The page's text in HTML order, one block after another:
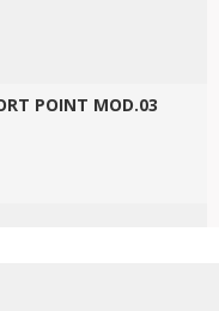
POINT MOD.03